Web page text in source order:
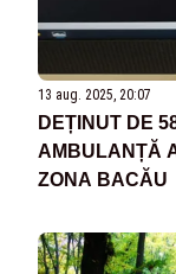
13 aug. 2025, 20:07
DEȚINUT DE
AMBULANȚĂ
ZONA BACĂU